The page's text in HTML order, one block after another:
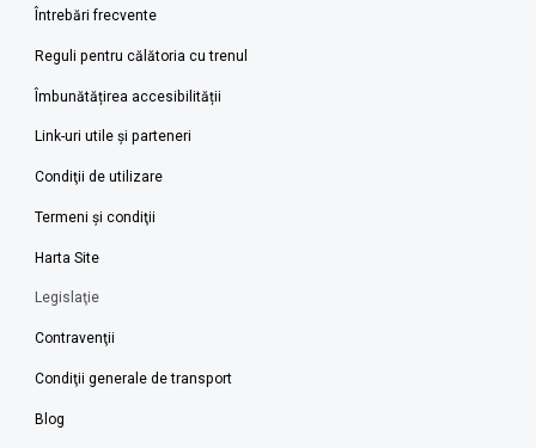
Întrebări frecvente
Reguli pentru călătoria cu trenul
Îmbunătățirea accesibilității
Link-uri utile şi parteneri
Condiţii de utilizare
Termeni şi condiţii
Harta Site
Legislaţie
Contravenţii
Condiţii generale de transport
Blog